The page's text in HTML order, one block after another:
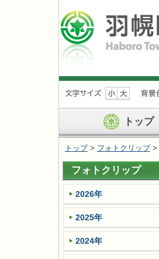
ナ
ビ
ョ
ン
を
飛
ば
す
トップ
トップ> フォトクリップ>
フォトクリップ
2026年
2025年
2024年